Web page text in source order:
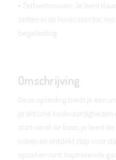
• Zelfvertrouwen: Je bent
zetten in de horecasector,
begeleiding.
Omschrijving
Deze opleiding biedt je een
praktische
start vanaf de basis: je leert
koken en ontdekt stap voor
opzet en runt. Inspirerende